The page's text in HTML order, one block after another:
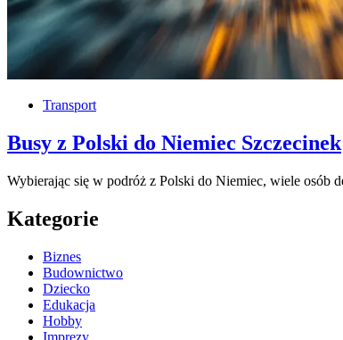
Transport
Busy z Polski do Niemiec Szczecinek
Wybierając się w podróż z Polski do Niemiec, wiele osób
Kategorie
Biznes
Budownictwo
Dziecko
Edukacja
Hobby
Imprezy